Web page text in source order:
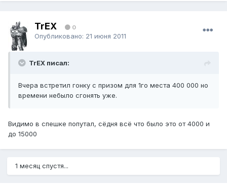
TrEX 0
Опубликовано: 21 июня 2011
TrEX писал:
Вчера встретил гонку с призом для 1го места 400 000 но
времени небыло сгонять уже.
Видимо в спешке попутал, сёдня всё что было это от 4000 и
до 15000
1 месяц спустя...